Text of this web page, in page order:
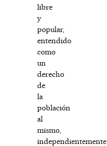
libre
y
popular,
entendido
como
un
derecho
de
la
población
al
mismo,
independientemente